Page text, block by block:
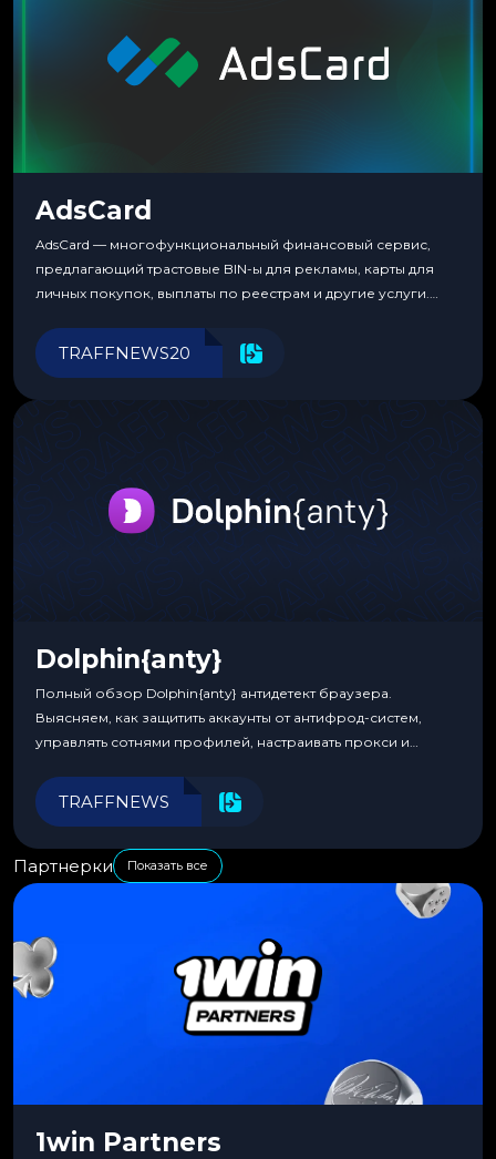
AdsCard
AdsCard — многофункциональный финансовый сервис,
предлагающий трастовые BIN-ы для рекламы, карты для
личных покупок, выплаты по реестрам и другие услуги.
инструменты для управления финансами.
TRAFFNEWS20
Dolphin{anty}
Полный обзор Dolphin{anty} антидетект браузера.
Выясняем, как защитить аккаунты от антифрод-систем,
управлять сотнями профилей, настраивать прокси и
эффективности.
TRAFFNEWS
Партнерки Показать все
1win Partners